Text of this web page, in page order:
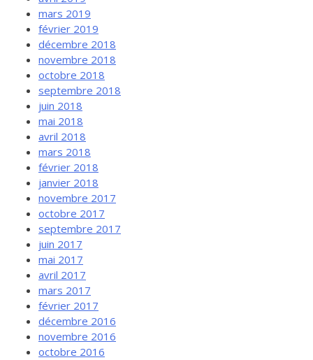
mars 2019
février 2019
décembre 2018
novembre 2018
octobre 2018
septembre 2018
juin 2018
mai 2018
avril 2018
mars 2018
février 2018
janvier 2018
novembre 2017
octobre 2017
septembre 2017
juin 2017
mai 2017
avril 2017
mars 2017
février 2017
décembre 2016
novembre 2016
octobre 2016